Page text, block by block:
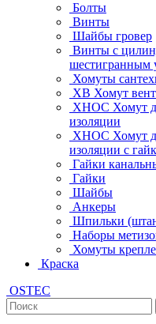
Болты
Винты
Шайбы гровер
Винты с
шестигранным
Хомуты
ХВ Хомут
ХНОС Хомут
изоляции
ХНОС Хомут
изоляции с
Гайки
Гайки
Шайбы
Анкеры
Шпильки
Наборы
Хомуты
Краска
OSTEC